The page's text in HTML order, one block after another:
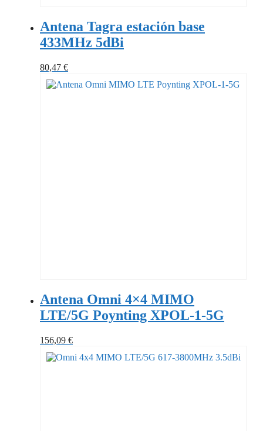
Antena Tagra estación base
433MHz 5dBi
80,47 €
Antena Omni 4×4 MIMO
LTE/5G Poynting XPOL-1-5G
156,09 €